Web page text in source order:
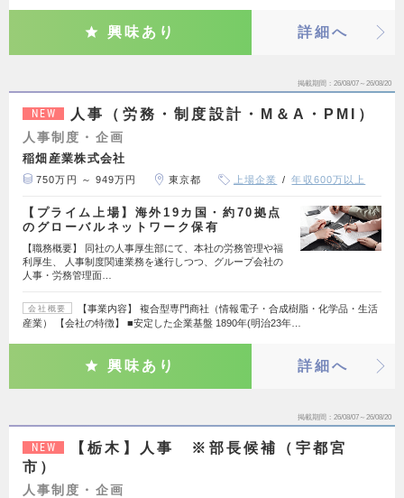
興味あり 詳細へ
掲載期間 26/08/07～26/08/20
NEW 人事（労務・制度設計・M＆A・PMI）
人事制度・企画
稲畑産業株式会社
750万円 ～ 949万円 東京都 上場企業 年収600万以上
【プライム上場】海外19カ国・約70拠点
のグローバルネットワーク保有
【職務概要】 同社の人事厚生部にて、本社の労務管理や福
利厚生、 人事制度関連業務を遂行しつつ、グループ会社の
人事・労務管理面…
会社概要
【事業内容】 複合型専門商社（情報電子・合成樹脂・化学品・生活
産業） 【会社の特徴】 ■安定した企業基盤 1890年(明治23年…
興味あり 詳細へ
掲載期間 26/08/07～26/08/20
NEW
【栃木】人事 ※部長候補（宇都宮
市）
人事制度・企画